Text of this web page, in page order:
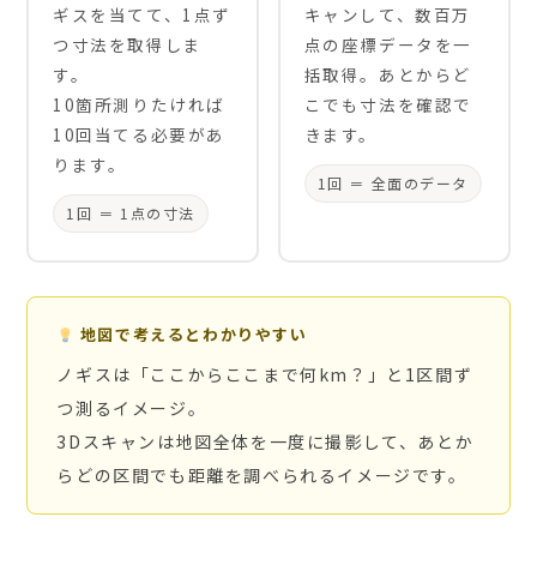
ギスを当てて、1点ず
つ寸法を取得しま
す。
10箇所測りたければ
10回当てる必要があ
ります。
1回 ＝ 1点の寸法
キャンして、数百万
点の座標データを一
括取得。あとからど
こでも寸法を確認で
きます。
1回 ＝ 全面のデータ
地図で考えるとわかりやすい
ノギスは「ここからここまで何km？」と1区間ず
つ測るイメージ。
3Dスキャンは地図全体を一度に撮影して、あとか
らどの区間でも距離を調べられるイメージです。